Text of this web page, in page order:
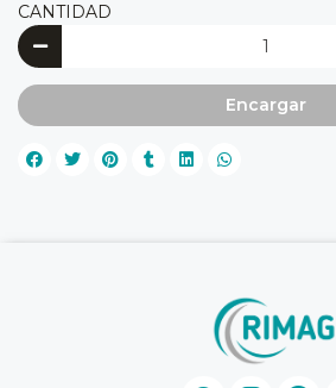
CANTIDAD
Encargar